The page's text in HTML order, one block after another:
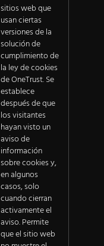
sitios web que
usan ciertas
versiones de la
solución de
cumplimiento de
la ley de cookies
de OneTrust. Se
establece
después de que
los visitantes
hayan visto un
aviso de
información
sobre cookies y,
en algunos
casos, solo
cuando cierran
activamente el
aviso. Permite
que el sitio web